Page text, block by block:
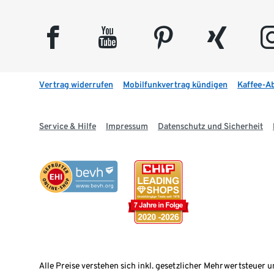
facebook youtube pinterest xing
Vertrag widerrufen Mobilfunkvertrag kündigen Kaffee-
Service & Hilfe Impressum Datenschutz und Sicherheit
Alle Preise verstehen sich inkl. gesetzlicher Mehrwertsteuer